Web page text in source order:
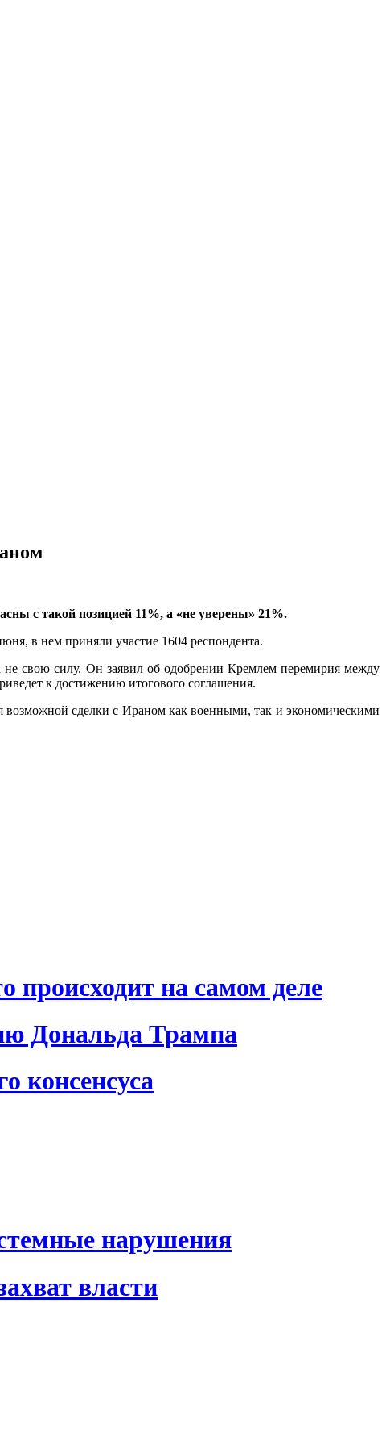
с такой позицией 11%, а «не уверены» 21%.
в нем приняли участие 1604 респондента.
свою силу. Он заявил об одобрении Кремлем перемирия между
к достижению итогового соглашения.
сделки с Ираном как военными, так и экономическими
происходит на самом деле
Дональда Трампа
консенсуса
нарушения
власти